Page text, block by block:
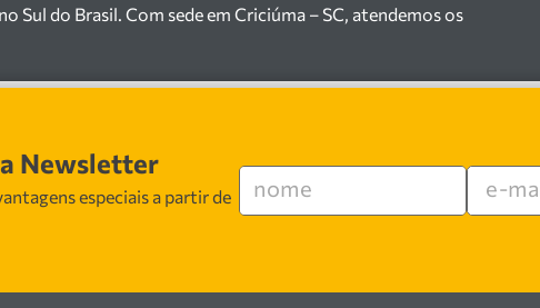
Sul do Brasil. Com sede em Criciúma – SC, atendemos os
com um amplo portfólio de produtos à pronta entrega.
ferramentas manuais e elétricas, equipamentos de
especializada em vendas, suporte técnico e
inovação e qualidade em cada atendimento. Encontre
e equipamentos para o seu negócio.
Newsletter
especiais a partir de